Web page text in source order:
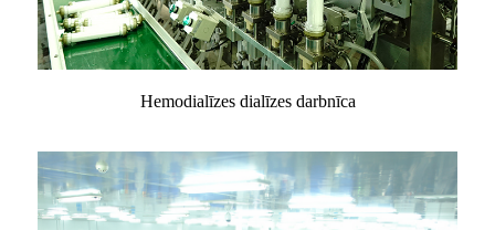
Hemodialīzes dialīzes darbnīca